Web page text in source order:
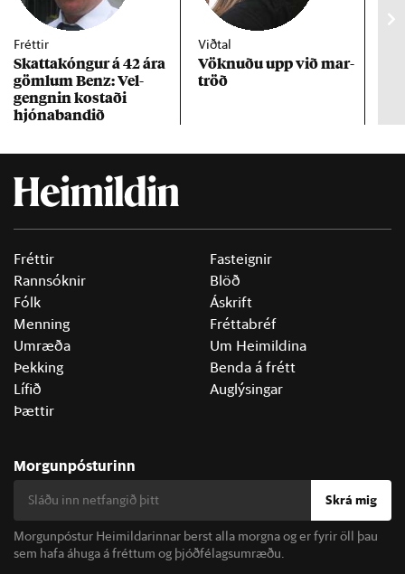
Fréttir
Skattakóng­ur á 42 ára
göml­um Benz: Vel­
gengn­in kostaði
hjóna­band­ið
Viðtal
Vökn­uðu upp við mar­
tröð
Fréttir
Rannsóknir
Fólk
Menning
Umræða
Þekking
Lífið
Þættir
Fasteignir
Blöð
Áskrift
Fréttabréf
Um Heimildina
Benda á frétt
Auglýsingar
Morgunpósturinn
Skrá mig
Morgunpóstur Heimildarinnar berst alla morgna og er fyrir öll þau
sem hafa áhuga á fréttum og þjóðfélagsumræðu.